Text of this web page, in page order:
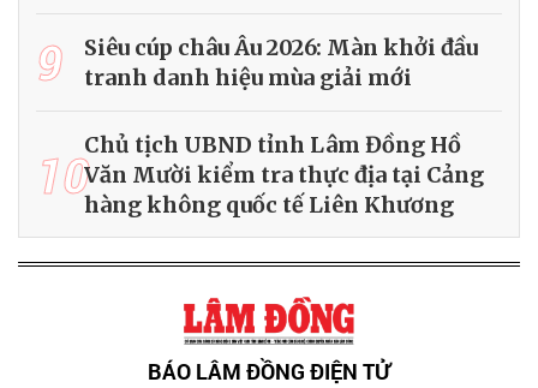
9
Siêu cúp châu Âu 2026: Màn khởi đầu
tranh danh hiệu mùa giải mới
10Chủ tịch UBND tỉnh Lâm Đồng Hồ
Văn Mười kiểm tra thực địa tại Cảng
hàng không quốc tế Liên Khương
BÁO LÂM ĐỒNG ĐIỆN TỬ